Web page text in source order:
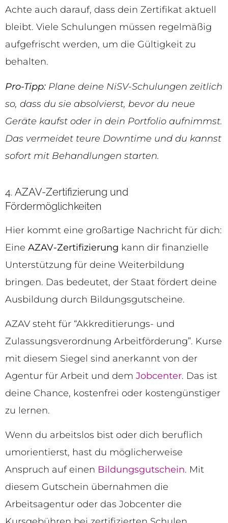
Achte auch darauf, dass dein Zertifikat aktuell
bleibt. Viele Schulungen müssen regelmäßig
aufgefrischt werden, um die Gültigkeit zu
behalten.
Pro-Tipp: Plane deine NiSV-Schulungen zeitlich
so, dass du sie absolvierst, bevor du neue
Geräte kaufst oder in dein Portfolio aufnimmst.
Das vermeidet teure Downtime und du kannst
sofort mit Behandlungen starten.
4. AZAV-Zertifizierung und
Fördermöglichkeiten
Hier kommt eine großartige Nachricht für dich:
Eine AZAV-Zertifizierung kann dir finanzielle
Unterstützung für deine Weiterbildung
bringen. Das bedeutet, der Staat fördert deine
Ausbildung durch Bildungsgutscheine.
AZAV steht für “Akkreditierungs- und
Zulassungsverordnung Arbeitförderung”. Kurse
mit diesem Siegel sind anerkannt von der
Agentur für Arbeit und dem Jobcenter. Das ist
deine Chance, kostenfrei oder kostengünstiger
zu lernen.
Wenn du arbeitslos bist oder dich beruflich
umorientierst, hast du möglicherweise
Anspruch auf einen Bildungsgutschein. Mit
diesem Gutschein übernahmen die
Arbeitsagentur oder das Jobcenter die